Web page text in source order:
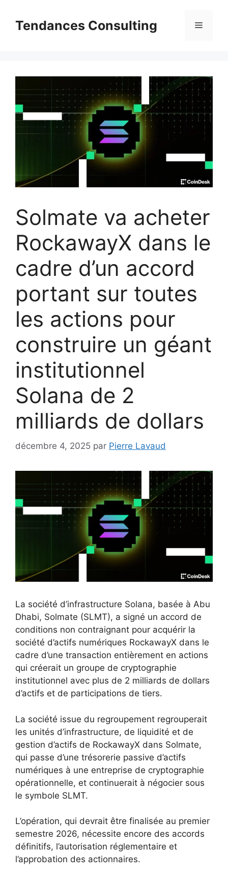
contenuTendances Consulting Menu
Solmate va acheter
RockawayX dans le
cadre d’un accord
portant sur toutes
les actions pour
construire un géant
institutionnel
Solana de 2
milliards de dollars
décembre 4, 2025 par Pierre Lavaud
La société d’infrastructure Solana, basée à Abu
Dhabi, Solmate (SLMT), a signé un accord de
conditions non contraignant pour acquérir la
société d’actifs numériques RockawayX dans le
cadre d’une transaction entièrement en actions
qui créerait un groupe de cryptographie
institutionnel avec plus de 2 milliards de dollars
d’actifs et de participations de tiers.
La société issue du regroupement regrouperait
les unités d’infrastructure, de liquidité et de
gestion d’actifs de RockawayX dans Solmate,
qui passe d’une trésorerie passive d’actifs
numériques à une entreprise de cryptographie
opérationnelle, et continuerait à négocier sous
le symbole SLMT.
L’opération, qui devrait être finalisée au premier
semestre 2026, nécessite encore des accords
définitifs, l’autorisation réglementaire et
l’approbation des actionnaires.